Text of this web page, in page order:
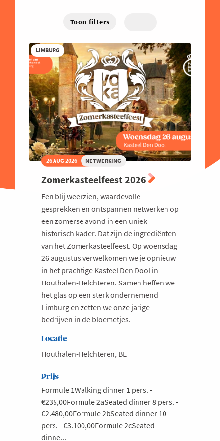
Toon filters
LIMBURG
26 AUG 2026 NETWERKING
Zomerkasteelfeest 2026
Een blij weerzien, waardevolle
gesprekken en ontspannen netwerken op
een zomerse avond in een uniek
historisch kader. Dat zijn de ingrediënten
van het Zomerkasteelfeest. Op woensdag
26 augustus verwelkomen we je opnieuw
in het prachtige Kasteel Den Dool in
Houthalen-Helchteren. Samen heffen we
het glas op een sterk ondernemend
Limburg en zetten we onze jarige
bedrijven in de bloemetjes.
Locatie
Houthalen-Helchteren, BE
Prijs
Formule 1Walking dinner 1 pers. -
€235,00Formule 2aSeated dinner 8 pers. -
€2.480,00Formule 2bSeated dinner 10
pers. - €3.100,00Formule 2cSeated
dinne...
Familiebedrijven
Good Governance
Groeien
Haven
Human Resources
Industrie
Innovatie
Internationaal Ondernemen
Juridisch
Logistiek en Transport
Luchtvaart
Marketing & Sales
Milieu
Netwerking
Onderwijs
Opvolging en Overname
Persoonlijke vaardigheden
Regeringsvorming
Retail
Scale-ups
Starten
Supply Chain